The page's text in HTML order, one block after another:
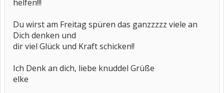
helfen!!!
Du wirst am Freitag spüren das ganzzzzz viele an
Dich denken und
dir viel Glück und Kraft schicken!!
Ich Denk an dich, liebe knuddel Grüße
elke